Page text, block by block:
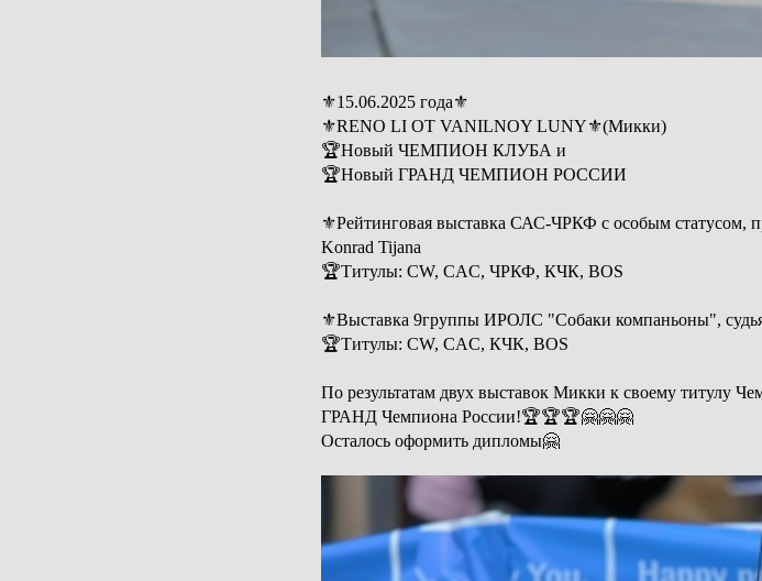
⚜️15.06.2025 года⚜️
⚜️RENO LI OT VANILNOY LUNY⚜️(Микки)
🏆Новый ЧЕМПИОН КЛУБА и
🏆Новый ГРАНД ЧЕМПИОН РОССИИ
⚜️Рейтинговая выставка САС-ЧРКФ с особым
Konrad Tijana
🏆Титулы: CW, CAC, ЧРКФ, КЧК, BOS
⚜️Выставка 9группы ИРОЛС "Собаки компаньоны",
🏆Титулы: CW, CAC, КЧК, BOS
По результатам двух выставок Микки к своему титулу
ГРАНД Чемпиона России!🏆🏆🏆🤗🤗🤗
Осталось оформить дипломы🤗